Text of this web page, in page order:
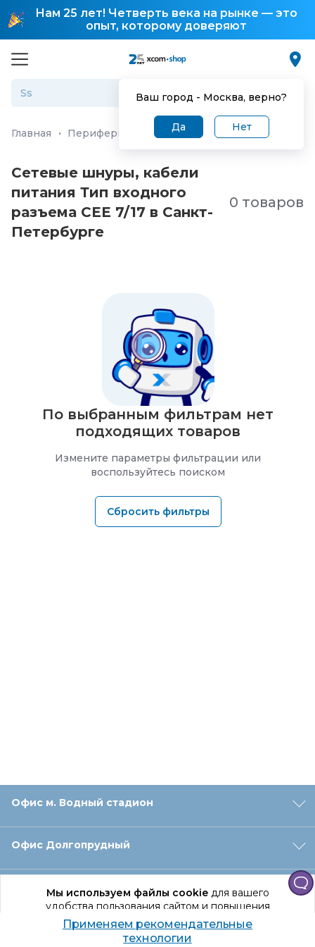
Нам 25 лет! Четверть века на рынке — это
опыт, которому доверяют
Ваш город - Москва, верно?
Да Нет
Мы используем файлы cookieдля вашего
удобства пользования сайтом и повышения
качества рекомендаций.
Продолжая использование сайта, вы даете
Главная · Периферия и аксессуары Кабели питания
Сетевые шнуры, кабели
питания Тип входного
разъема CEE 7/17 в Санкт-
Петербургe
0 товаров
По выбранным фильтрам нет
подходящих товаров
Измените параметры фильтрации или
воспользуйтесь поиском
Сбросить фильтры
Офис м. Водный стадион
Офис Долгопрудный
Офис Санкт‑Петербург
Оформление заказа
Применяем рекомендательные
технологии